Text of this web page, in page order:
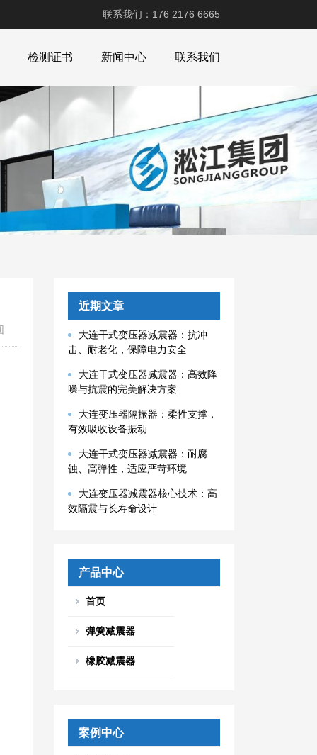
联系我们：176 2176 6665
检测证书 新闻中心 联系我们
近期文章
大连干式变压器减震器：抗冲
击、耐老化，保障电力安全
大连干式变压器减震器：高效降
噪与抗震的完美解决方案
大连变压器隔振器：柔性支撑，
有效吸收设备振动
大连干式变压器减震器：耐腐
蚀、高弹性，适应严苛环境
大连变压器减震器核心技术：高
效隔震与长寿命设计
产品中心
首页
弹簧减震器
橡胶减震器
案例中心